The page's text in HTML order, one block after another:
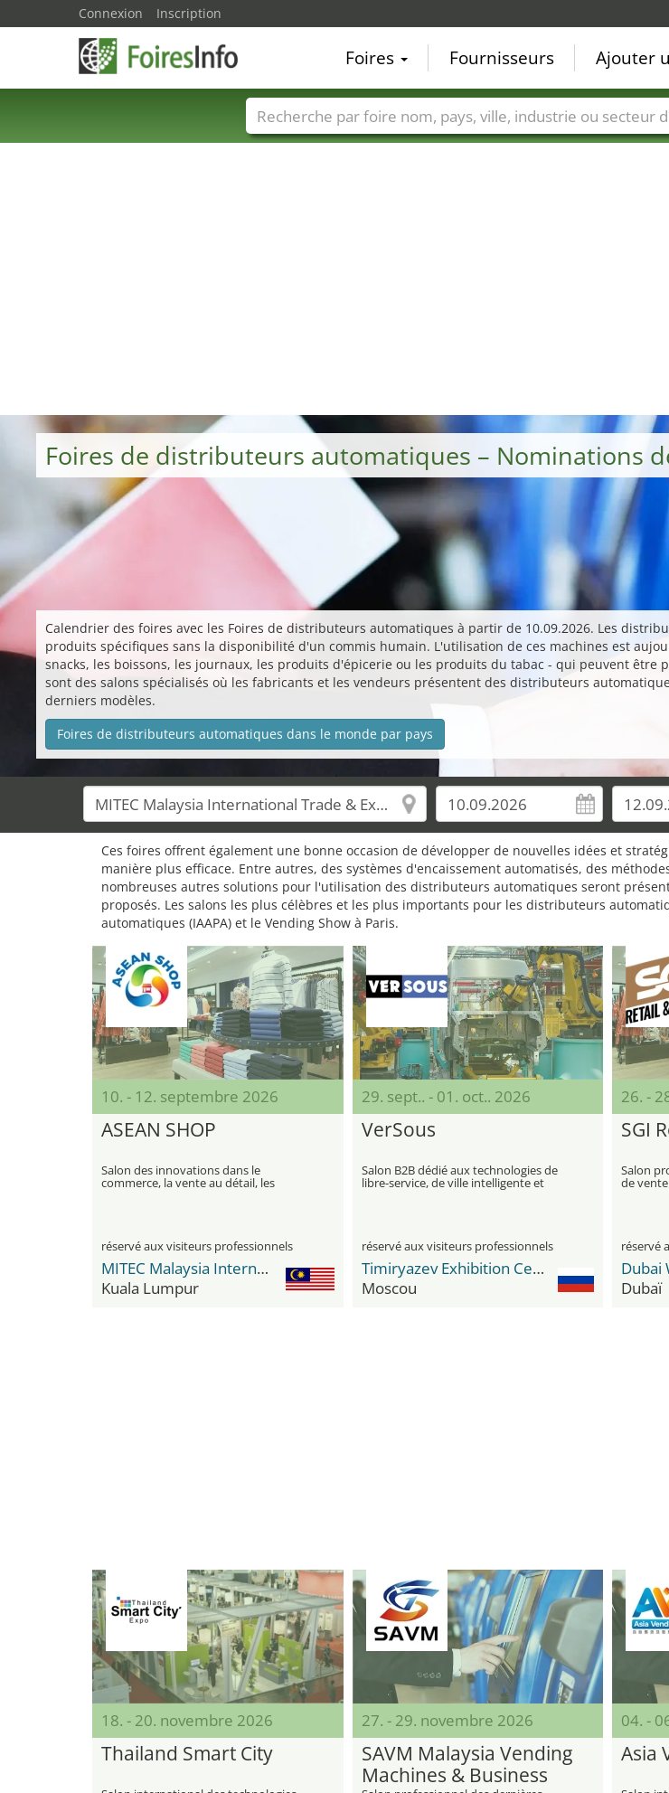
Foires de distributeurs automatiques – Nominations
Calendrier des foires avec les Foires de distributeurs automatiques à partir de 10.09.2026. Les
produits spécifiques sans la disponibilité d'un commis humain. L'utilisation de ces machines est
snacks, les boissons, les journaux, les produits d'épicerie ou les produits du tabac - qui peuvent
sont des salons spécialisés où les fabricants et les vendeurs présentent des distributeurs
derniers modèles.
Foires de distributeurs automatiques dans le monde par pays
Ces foires offrent également une bonne occasion de développer de nouvelles idées et
manière plus efficace. Entre autres, des systèmes d'encaissement automatisés, des
nombreuses autres solutions pour l'utilisation des distributeurs automatiques seront
proposés. Les salons les plus célèbres et les plus importants pour les distributeurs
automatiques (IAAPA) et le Vending Show à Paris.
10. - 12. septembre 2026
ASEAN SHOP
Salon des innovations dans le
commerce, la vente au détail, les
réservé aux visiteurs professionnels
MITEC Malaysia International Trade & Exhibition Centre
Kuala Lumpur
29. sept.. - 01. oct.. 2026
VerSous
Salon B2B dédié aux technologies de
libre-service, de ville intelligente et
réservé aux visiteurs professionnels
Timiryazev Exhibition Centre
Moscou
26. -
SGI
Salon
de
réservé
Dubaï
18. - 20. novembre 2026
Thailand Smart City
27. - 29. novembre 2026
SAVM Malaysia Vending
Machines & Business
04. -
Asia
Connexion Inscription
Foires Fournisseurs Ajouter
Foire noms Pays Villes Secteurs de foire